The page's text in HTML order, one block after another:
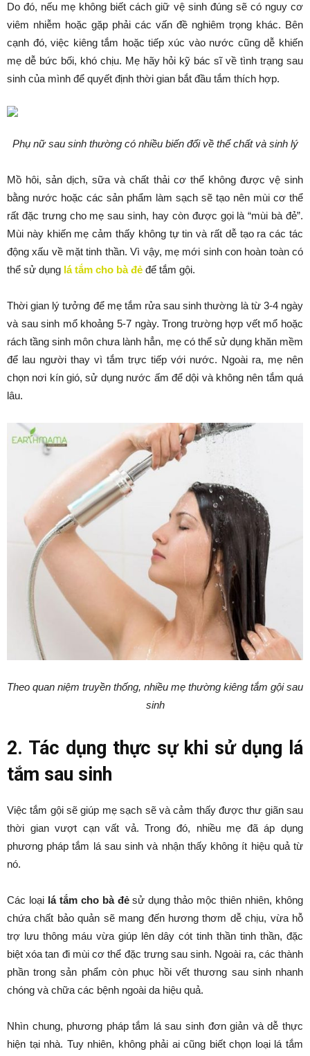
Do đó, nếu mẹ không biết cách giữ vệ sinh đúng sẽ có nguy cơ
viêm nhiễm hoặc gặp phải các vấn đề nghiêm trọng khác. Bên
cạnh đó, việc kiêng tắm hoặc tiếp xúc vào nước cũng dễ khiến
mẹ dễ bức bối, khó chịu. Mẹ hãy hỏi kỹ bác sĩ về tình trạng sau
sinh của mình để quyết định thời gian bắt đầu tắm thích hợp.
Phụ nữ sau sinh thường có nhiều biến đổi về thể chất và sinh lý
Mồ hôi, sản dịch, sữa và chất thải cơ thể không được vệ sinh
bằng nước hoặc các sản phẩm làm sạch sẽ tạo nên mùi cơ thể
rất đặc trưng cho mẹ sau sinh, hay còn được gọi là “mùi bà đẻ”.
Mùi này khiến mẹ cảm thấy không tự tin và rất dễ tạo ra các tác
động xấu về mặt tinh thần. Vì vậy, mẹ mới sinh con hoàn toàn có
thể sử dụng lá tắm cho bà đẻ để tắm gội.
Thời gian lý tưởng để mẹ tắm rửa sau sinh thường là từ 3-4 ngày
và sau sinh mổ khoảng 5-7 ngày. Trong trường hợp vết mổ hoặc
rách tầng sinh môn chưa lành hẳn, mẹ có thể sử dụng khăn mềm
để lau người thay vì tắm trực tiếp với nước. Ngoài ra, mẹ nên
chọn nơi kín gió, sử dụng nước ấm để dội và không nên tắm quá
lâu.
Theo quan niệm truyền thống, nhiều mẹ thường kiêng tắm gội sau
sinh
2. Tác dụng thực sự khi sử dụng lá
tắm sau sinh
Việc tắm gội sẽ giúp mẹ sạch sẽ và cảm thấy được thư giãn sau
thời gian vượt cạn vất vả. Trong đó, nhiều mẹ đã áp dụng
phương pháp tắm lá sau sinh và nhận thấy không ít hiệu quả từ
nó.
Các loại lá tắm cho bà đẻsử dụng thảo mộc thiên nhiên, không
chứa chất bảo quản sẽ mang đến hương thơm dễ chịu, vừa hỗ
trợ lưu thông máu vừa giúp lên dây cót tinh thần tinh thần, đặc
biệt xóa tan đi mùi cơ thể đặc trưng sau sinh. Ngoài ra, các thành
phần trong sản phẩm còn phục hồi vết thương sau sinh nhanh
chóng và chữa các bệnh ngoài da hiệu quả.
Nhìn chung, phương pháp tắm lá sau sinh đơn giản và dễ thực
hiện tại nhà. Tuy nhiên, không phải ai cũng biết chọn loại lá tắm